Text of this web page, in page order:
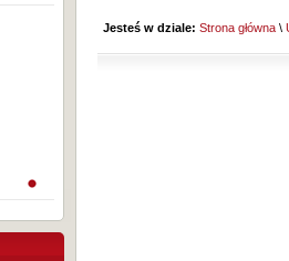
Jesteś w dziale: Strona główna \